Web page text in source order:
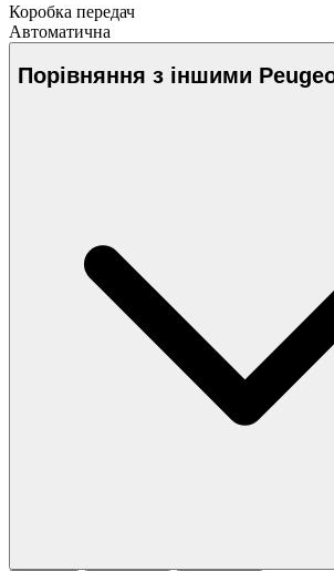
Коробка передач
Автоматична
Порівняння з іншими